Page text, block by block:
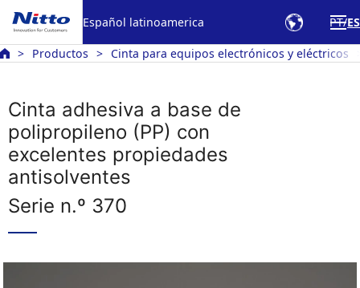
Español latinoamerica PT ES
Productos Cinta para equipos electrónicos y eléctricos
Cinta adhesiva a base de
polipropileno (PP) con
excelentes propiedades
antisolventes
Serie n.º 370